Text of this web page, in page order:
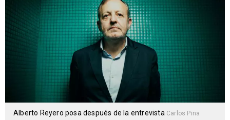
Alberto Reyero posa después de la entrevista Carlos Pina